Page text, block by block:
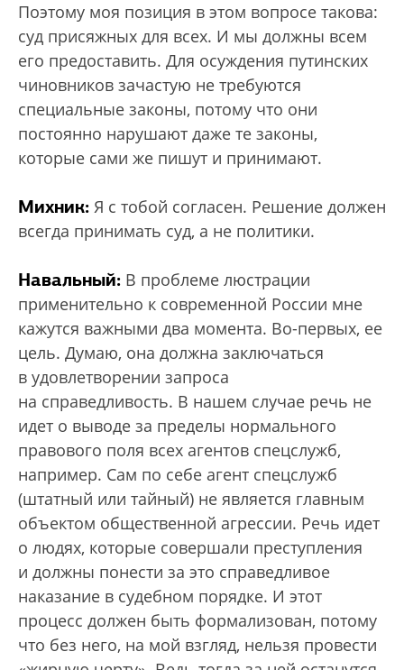
Поэтому моя позиция в этом вопросе такова:
суд присяжных для всех. И мы должны всем
его предоставить. Для осуждения путинских
чиновников зачастую не требуются
специальные законы, потому что они
постоянно нарушают даже те законы,
которые сами же пишут и принимают.
Михник: Я с тобой согласен. Решение должен
всегда принимать суд, а не политики.
Навальный: В проблеме люстрации
применительно к современной России мне
кажутся важными два момента. Во-первых, ее
цель. Думаю, она должна заключаться
в удовлетворении запроса
на справедливость. В нашем случае речь не
идет о выводе за пределы нормального
правового поля всех агентов спецслужб,
например. Сам по себе агент спецслужб
(штатный или тайный) не является главным
объектом общественной агрессии. Речь идет
о людях, которые совершали преступления
и должны понести за это справедливое
наказание в судебном порядке. И этот
процесс должен быть формализован, потому
что без него, на мой взгляд, нельзя провести